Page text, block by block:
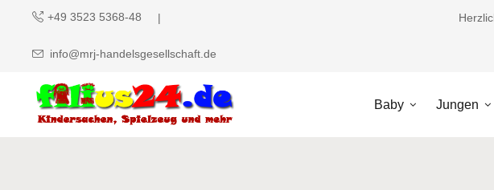
+49 3523 5368-48
info@mrj-handelsgesellschaft.de
Baby Jungen